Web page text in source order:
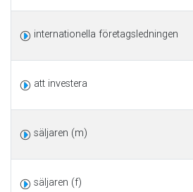
internationella företagsledningen
att investera
säljaren (m)
säljaren (f)